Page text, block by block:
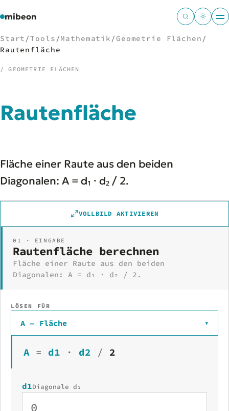
mibeon
01Start
05Docs
06Tools
Start /Tools /Mathematik /Geometrie Flächen /
Rautenfläche
/ GEOMETRIE FLÄCHEN
Rautenfläche
Fläche einer Raute aus den beiden
Diagonalen: A = d₁ · d₂ / 2.
VOLLBILD AKTIVIEREN
01 · EINGABE
Rautenfläche berechnen
Fläche einer Raute aus den beiden
Diagonalen: A = d₁ · d₂ / 2.
LÖSEN FÜR
A — Fläche ▾
A = d1 · d2 / 2
d1Diagonale d₁